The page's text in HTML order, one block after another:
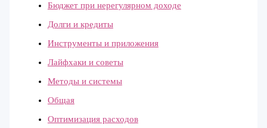
Бюджет при нерегулярном доходе
Долги и кредиты
Инструменты и приложения
Лайфхаки и советы
Методы и системы
Общая
Оптимизация расходов